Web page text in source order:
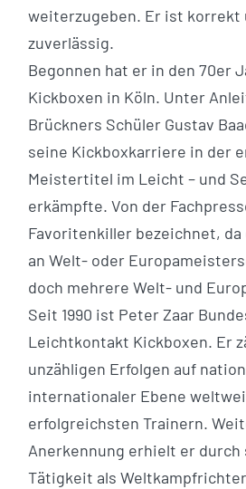
weiterzugeben. Er ist korrekt
zuverlässig.
Begonnen hat er in den 70er
Kickboxen in Köln. Unter
Brückners Schüler Gustav
seine Kickboxkarriere in der
Meistertitel im Leicht – und
erkämpfte. Von der
Favoritenkiller bezeichnet, da
an Welt- oder
doch mehrere Welt- und
Seit 1990 ist Peter Zaar
Leichtkontakt Kickboxen. Er
unzähligen Erfolgen auf
internationaler Ebene
erfolgreichsten Trainern.
Anerkennung erhielt er durch
Tätigkeit als